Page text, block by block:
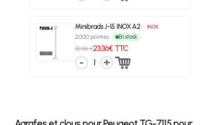
Minibrads J-15 INOX A2 INOX
2000 pointes En stock
32.88 €23.36€ TTC
1